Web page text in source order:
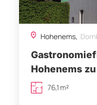
Hohenems
76,1 m²